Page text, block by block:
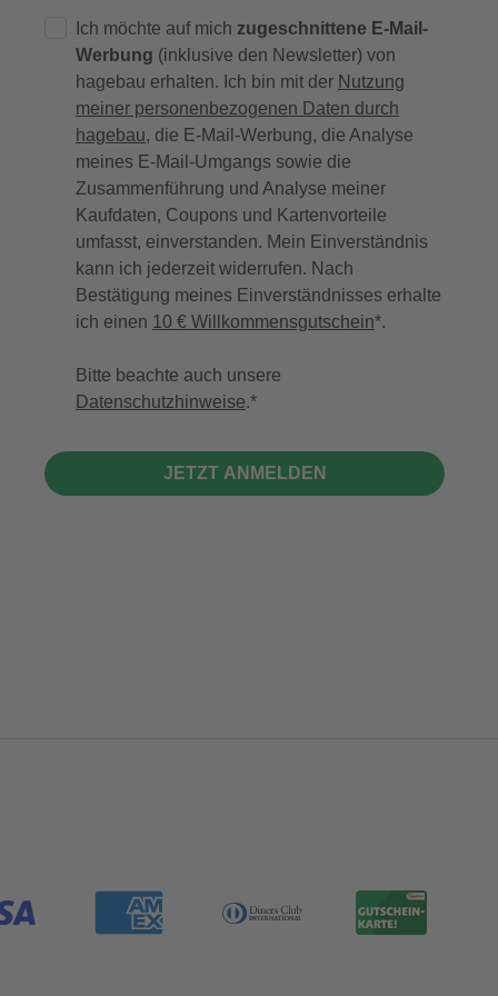
Ich möchte auf mich zugeschnittene E-Mail-
Werbung (inklusive den Newsletter) von
hagebau erhalten. Ich bin mit der Nutzung
meiner personenbezogenen Daten durch
hagebau, die E-Mail-Werbung, die Analyse
meines E-Mail-Umgangs sowie die
Zusammenführung und Analyse meiner
Kaufdaten, Coupons und Kartenvorteile
umfasst, einverstanden. Mein Einverständnis
kann ich jederzeit widerrufen. Nach
Bestätigung meines Einverständnisses erhalte
ich einen 10 € Willkommensgutschein*.
Bitte beachte auch unsere
Datenschutzhinweise.
JETZT ANMELDEN